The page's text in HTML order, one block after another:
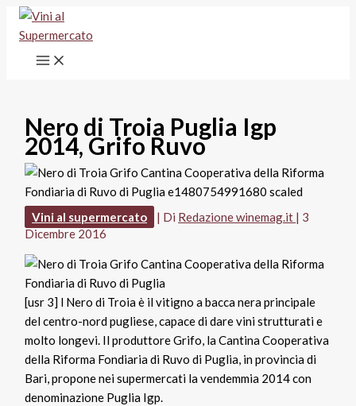
Vai
contenuto
Nero di Troia Puglia Igp
2014, Grifo Ruvo
Vini al supermercato | Di Redazione winemag.it | 3
Dicembre 2016
[usr 3] l Nero di Troia è il vitigno a bacca nera principale
del centro-nord pugliese, capace di dare vini strutturati e
molto longevi. Il produttore Grifo, la Cantina Cooperativa
della Riforma Fondiaria di Ruvo di Puglia, in provincia di
Bari, propone nei supermercati la vendemmia 2014 con
denominazione Puglia Igp.